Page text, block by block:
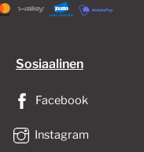
Sosiaalinen
Facebook
Instagram